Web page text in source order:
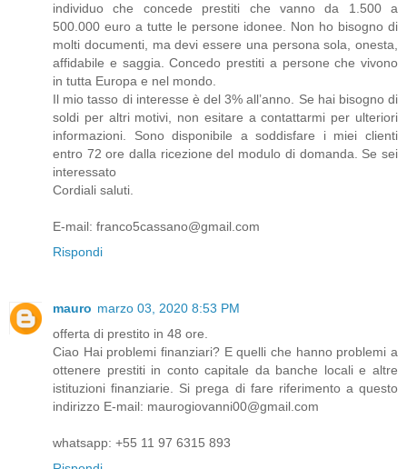
individuo che concede prestiti che vanno da 1.500 a
500.000 euro a tutte le persone idonee. Non ho bisogno di
molti documenti, ma devi essere una persona sola, onesta,
affidabile e saggia. Concedo prestiti a persone che vivono
in tutta Europa e nel mondo.
Il mio tasso di interesse è del 3% all’anno. Se hai bisogno di
soldi per altri motivi, non esitare a contattarmi per ulteriori
informazioni. Sono disponibile a soddisfare i miei clienti
entro 72 ore dalla ricezione del modulo di domanda. Se sei
interessato
Cordiali saluti.
E-mail: franco5cassano@gmail.com
Rispondi
mauro marzo 03, 2020 8:53 PM
offerta di prestito in 48 ore.
Ciao Hai problemi finanziari? E quelli che hanno problemi a
ottenere prestiti in conto capitale da banche locali e altre
istituzioni finanziarie. Si prega di fare riferimento a questo
indirizzo E-mail: maurogiovanni00@gmail.com
whatsapp: +55 11 97 6315 893